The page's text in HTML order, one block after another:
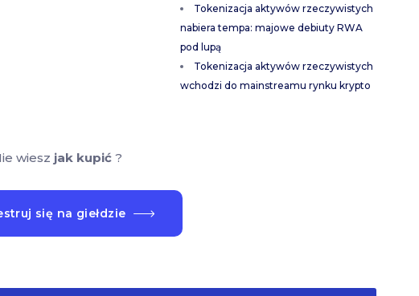
Tokenizacja aktywów rzeczywistych
nabiera tempa: majowe debiuty RWA
pod lupą
Tokenizacja aktywów rzeczywistych
wchodzi do mainstreamu rynku krypto
wiesz jak kupić?
się na giełdzie